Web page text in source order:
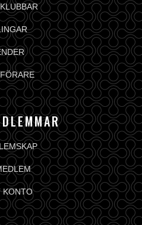
KONTO